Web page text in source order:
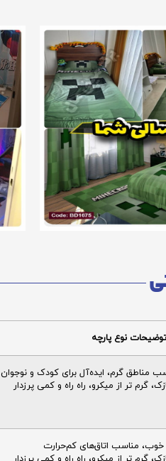
توضیحات نوع پارچه
مناطق گرم، ایده‌آل برای کودک و نوجوان
گرم تر از میکرو، راه راه و کمی پرزدار
خوب، مناسب اتاق‌های کم‌حرارت